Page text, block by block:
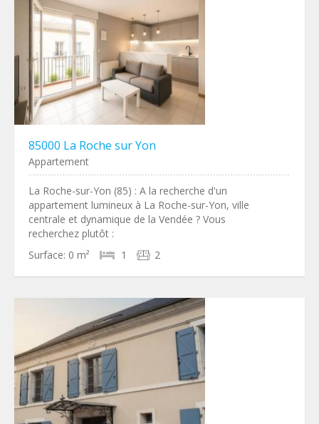
85000 La Roche sur Yon
Appartement
La Roche-sur-Yon (85) : A la recherche d'un
appartement lumineux à La Roche-sur-Yon, ville
centrale et dynamique de la Vendée ? Vous
recherchez plutôt :
Surface: 0 m² 1 2